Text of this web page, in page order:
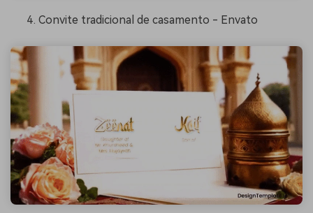
Convite tradicional de casamento - Envato